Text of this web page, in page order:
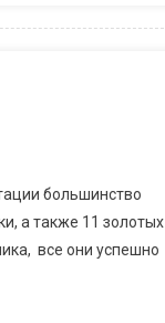
большинство
а также 11 золотых
все они успешно